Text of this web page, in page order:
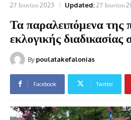
27 Ιουνίου 2023 Updated:27 Ιουνίου
Τα παραλειπόμενα της
εκλογικής
By poulatakefalonias
Facebook Twitter